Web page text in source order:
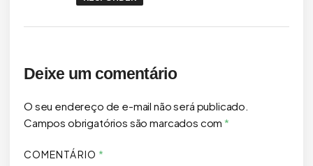
Deixe um comentário
O seu endereço de e-mail não será publicado.
Campos obrigatórios são marcados com*
COMENTÁRIO *